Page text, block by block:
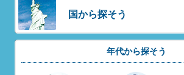
国から探そう
年代から探そう